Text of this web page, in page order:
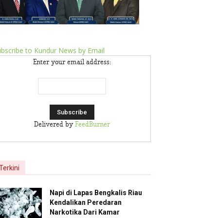
to Kundur News by Email
Enter your email address:
Delivered by FeedBurner
Napi di Lapas Bengkalis Riau
Kendalikan Peredaran
Narkotika Dari Kamar